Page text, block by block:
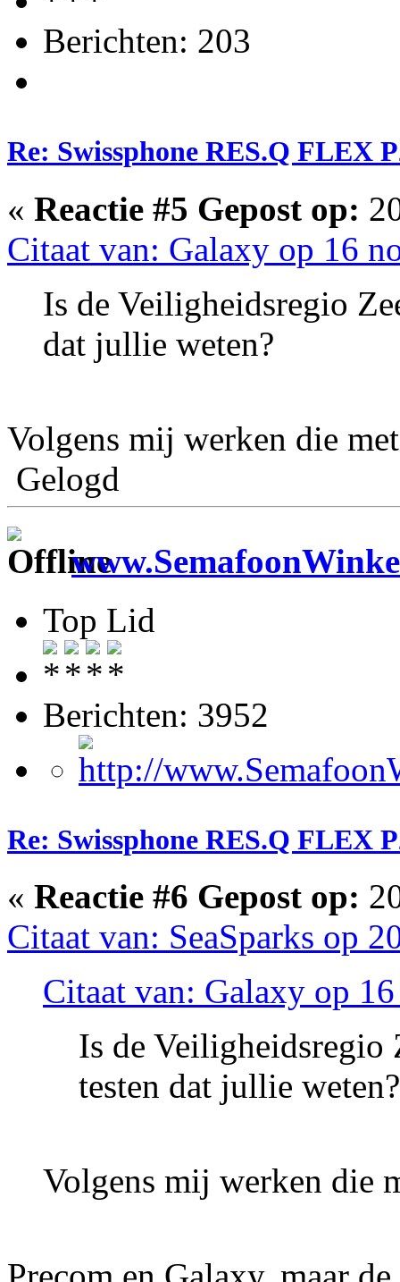
Berichten: 203
Re: Swissphone RES.Q FLEX
« Reactie #5 Gepost op:
Citaat van: Galaxy op 16
Is de Veiligheidsregio
dat jullie weten?
Volgens mij werken die
Gelogd
Top Lid
Berichten: 3952
Re: Swissphone RES.Q FLEX
« Reactie #6 Gepost op:
Citaat van: SeaSparks op
Citaat van: Galaxy op
Is de Veiligheidsregio
testen dat jullie weten?
Volgens mij werken die